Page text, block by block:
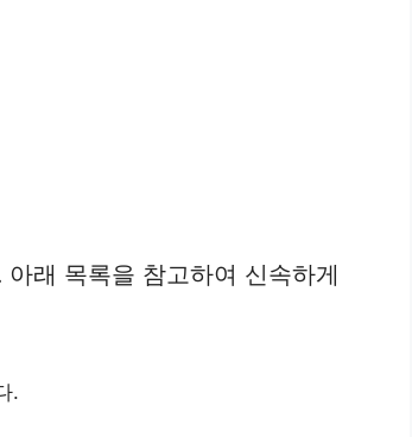
래 목록을 참고하여 신속하게
.